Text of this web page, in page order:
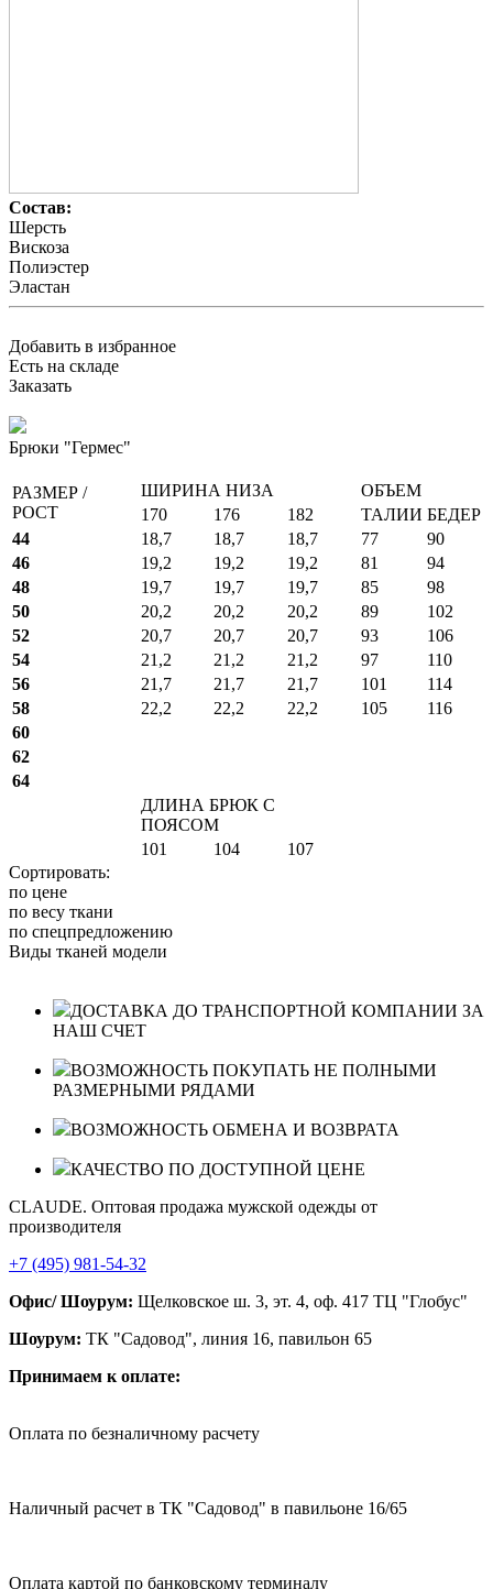
Состав:
Шерсть
Вискоза
Полиэстер
Эластан
Добавить в избранное
Есть на складе
Заказать
Брюки "Гермес"
РАЗМЕР /
РОСТ
ШИРИНА НИЗА
ОБЪЕМ
170
176 182 ТАЛИИ БЕДЕР
44
18,7 18,7 18,7 77
90
46
19,2 19,2 19,2 81
94
48
19,7 19,7 19,7 85
98
50
20,2 20,2 20,2 89
102
52
20,7 20,7 20,7 93
106
54
21,2 21,2 21,2 97
110
56
21,7 21,7 21,7 101
114
58
22,2 22,2 22,2 105
116
60
62
64
ДЛИНА БРЮК С
ПОЯСОМ
101
104
107
Сортировать:
по цене
по весу ткани
по спецпредложению
Виды тканей модели
ДОСТАВКА ДО ТРАНСПОРТНОЙ КОМПАНИИ ЗА
НАШ СЧЕТ
ВОЗМОЖНОСТЬ ПОКУПАТЬ НЕ ПОЛНЫМИ
РАЗМЕРНЫМИ РЯДАМИ
ВОЗМОЖНОСТЬ ОБМЕНА И ВОЗВРАТА
КАЧЕСТВО ПО ДОСТУПНОЙ ЦЕНЕ
CLAUDE. Оптовая продажа мужской одежды от
производителя
+7 (495) 981-54-32
Офис/ Шоурум: Щелковское ш. 3, эт. 4, оф. 417 ТЦ "Глобус"
Шоурум: ТК "Садовод", линия 16, павильон 65
Принимаем к оплате:
Оплата по безналичному расчету
Наличный расчет в ТК "Садовод" в павильоне 16/65
Оплата картой по банковскому терминалу